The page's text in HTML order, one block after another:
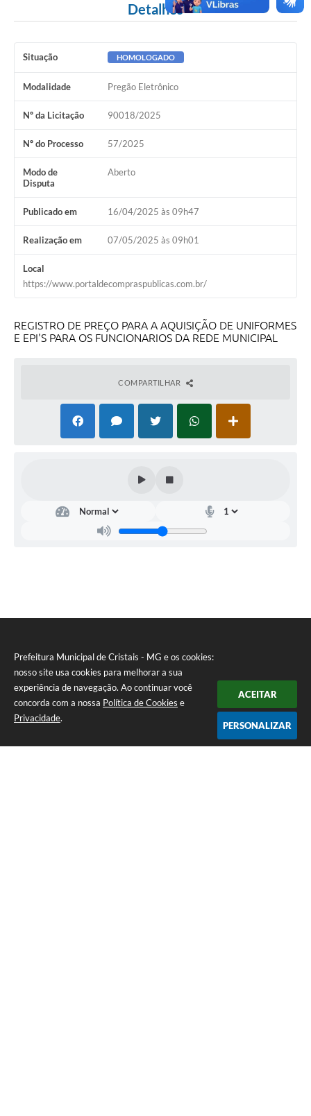
Prefeitura Municipal de Cristais - MG e os cookies:
nosso site usa cookies para melhorar a sua
experiência de navegação. Ao continuar você
concorda com a nossa Política de Cookies e
Privacidade.
ACEITAR
PERSONALIZAR
Detalhes
Situação HOMOLOGADO
Modalidade Pregão Eletrônico
Nº da Licitação 90018/2025
Nº do Processo 57/2025
Modo de
Disputa
Aberto
Publicado em 16/04/2025 às 09h47
Realização em 07/05/2025 às 09h01
Local
https://www.portaldecompraspublicas.com.br/
REGISTRO DE PREÇO PARA A AQUISIÇÃO DE UNIFORMES
E EPI'S PARA OS FUNCIONARIOS DA REDE MUNICIPAL
COMPARTILHAR